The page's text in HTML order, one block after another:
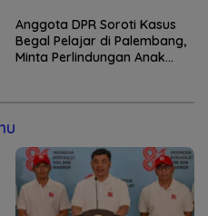
Anggota DPR Soroti Kasus
Begal Pelajar di Palembang,
Minta Perlindungan Anak